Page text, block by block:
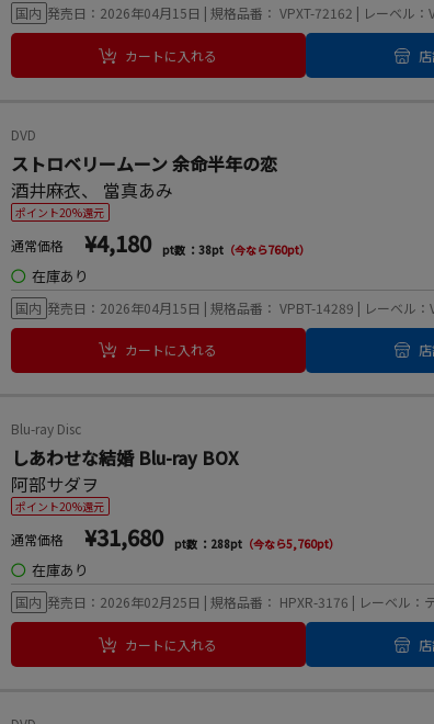
国内 発売日：2026年04月15日 | 規格品番： VPXT-72162 | レーベル：
カートに入れる
DVD
ストロベリームーン 余命半年の恋
酒井麻衣、 當真あみ
ポイント20%還元
通常価格 ¥4,180 pt数 ：38pt （今なら760pt）
◯ 在庫あり
国内 発売日：2026年04月15日 | 規格品番： VPBT-14289 | レーベル：
カートに入れる
Blu-ray Disc
しあわせな結婚 Blu-ray BOX
阿部サダヲ
ポイント20%還元
通常価格 ¥31,680 pt数 ：288pt （今なら5,760pt）
◯ 在庫あり
国内 発売日：2026年02月25日 | 規格品番： HPXR-3176 | レーベル：
カートに入れる